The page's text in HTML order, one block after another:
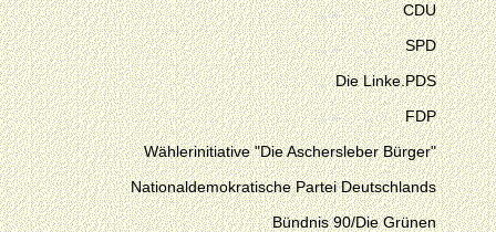
CDU
SPD
Die Linke.PDS
FDP
Wählerinitiative "Die Aschersleber Bürger"
Nationaldemokratische Partei Deutschlands
Bündnis 90/Die Grünen